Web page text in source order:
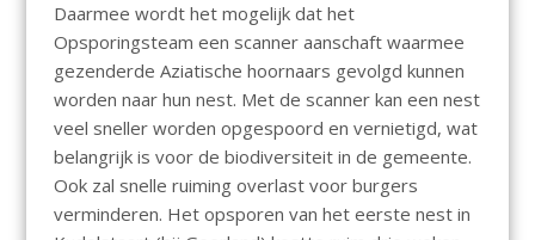
Daarmee wordt het mogelijk dat het
Opsporingsteam een scanner aanschaft waarmee
gezenderde Aziatische hoornaars gevolgd kunnen
worden naar hun nest. Met de scanner kan een nest
veel sneller worden opgespoord en vernietigd, wat
belangrijk is voor de biodiversiteit in de gemeente.
Ook zal snelle ruiming overlast voor burgers
verminderen. Het opsporen van het eerste nest in